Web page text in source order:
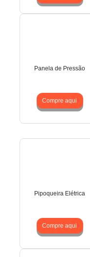
Panela de Pressão
Compre aqui
Pipoqueira Elétrica
Compre aqui